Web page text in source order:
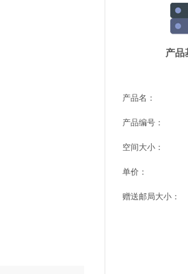
产品
产品名：
产品编号：
空间大小：
单价：
赠送邮局大小：